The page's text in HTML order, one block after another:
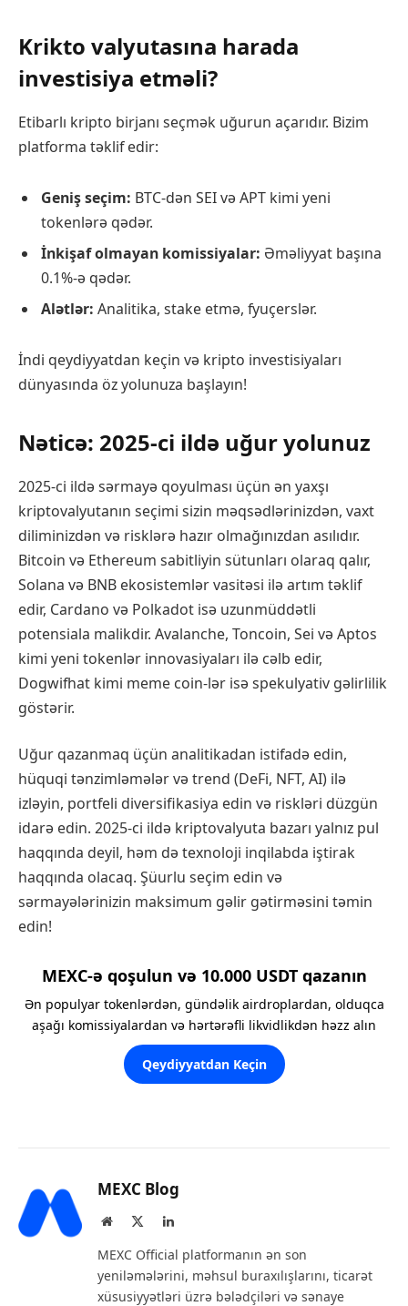
Krikto valyutasına harada
investisiya etməli?
Etibarlı kripto birjanı seçmək uğurun açarıdır. Bizim
platforma təklif edir:
Geniş seçim: BTC-dən SEI və APT kimi yeni
tokenlərə qədər.
İnkişaf olmayan komissiyalar: Əməliyyat başına
0.1%-ə qədər.
Alətlər: Analitika, stake etmə, fyuçerslər.
İndi qeydiyyatdan keçin və kripto investisiyaları
dünyasında öz yolunuza başlayın!
Nəticə: 2025-ci ildə uğur yolunuz
2025-ci ildə sərmayə qoyulması üçün ən yaxşı
kriptovalyutanın seçimi sizin məqsədlərinizdən, vaxt
diliminizdən və risklərə hazır olmağınızdan asılıdır.
Bitcoin və Ethereum sabitliyin sütunları olaraq qalır,
Solana və BNB ekosistemlər vasitəsi ilə artım təklif
edir, Cardano və Polkadot isə uzunmüddətli
potensiala malikdir. Avalanche, Toncoin, Sei və Aptos
kimi yeni tokenlər innovasiyaları ilə cəlb edir,
Dogwifhat kimi meme coin-lər isə spekulyativ gəlirlilik
göstərir.
Uğur qazanmaq üçün analitikadan istifadə edin,
hüquqi tənzimləmələr və trend (DeFi, NFT, AI) ilə
izləyin, portfeli diversifikasiya edin və riskləri düzgün
idarə edin. 2025-ci ildə kriptovalyuta bazarı yalnız pul
haqqında deyil, həm də texnoloji inqilabda iştirak
haqqında olacaq. Şüurlu seçim edin və
sərmayələrinizin maksimum gəlir gətirməsini təmin
edin!
MEXC-ə qoşulun və 10.000 USDT qazanın
Ən populyar tokenlərdən, gündəlik airdroplardan, olduqca
aşağı komissiyalardan və hərtərəfli likvidlikdən həzz alın
Qeydiyyatdan Keçin
MEXC Blog
Website LinkedIn
MEXC Official platformanın ən son
yeniləmələrini, məhsul buraxılışlarını, ticarət
xüsusiyyətləri üzrə bələdçiləri və sənaye